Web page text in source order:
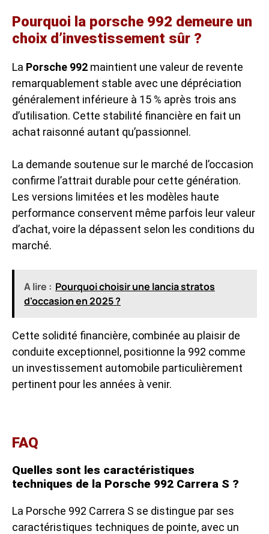
Pourquoi la porsche 992 demeure un
choix d’investissement sûr ?
La Porsche 992 maintient une valeur de revente
remarquablement stable avec une dépréciation
généralement inférieure à 15 % après trois ans
d’utilisation. Cette stabilité financière en fait un
achat raisonné autant qu’passionnel.
La demande soutenue sur le marché de l’occasion
confirme l’attrait durable pour cette génération.
Les versions limitées et les modèles haute
performance conservent même parfois leur valeur
d’achat, voire la dépassent selon les conditions du
marché.
A lire : Pourquoi choisir une lancia stratos
d'occasion en 2025 ?
Cette solidité financière, combinée au plaisir de
conduite exceptionnel, positionne la 992 comme
un investissement automobile particulièrement
pertinent pour les années à venir.
FAQ
Quelles sont les caractéristiques
techniques de la Porsche 992 Carrera S ?
La Porsche 992 Carrera S se distingue par ses
caractéristiques techniques de pointe, avec un